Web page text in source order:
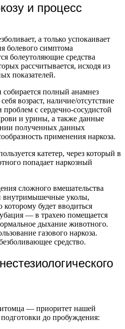
и процесс
а только успокаивает
болевого симптома
болеутоляющие средства
рассчитывается, исходя из
показателей.
собирается полный анамнез
возраст, наличие/отсутствие
с сердечно-сосудистой
и урины, а также данные
полученных данных
применения наркоза.
катетер, через который в
попадает наркозный
сложного вмешательства
внутримышечные уколы,
которому будет вводиться
— в трахею помещается
дыхание животного.
газового наркоза.
средство.
— приоритет нашей
до пробуждения: